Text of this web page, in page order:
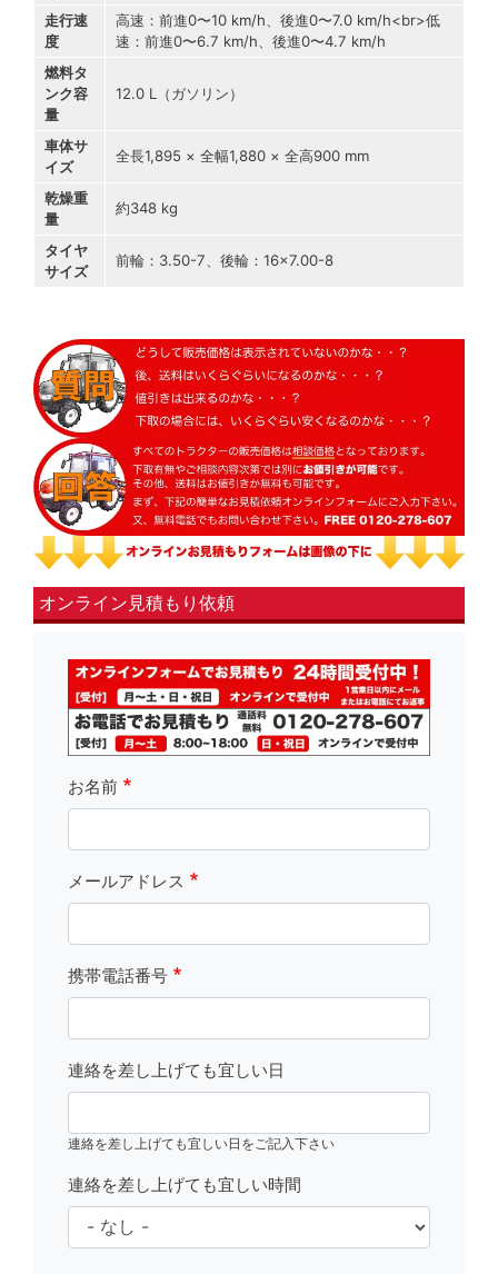
走行速
度
高速：前進0〜10 km/h、後進0〜7.0 km/h<br>低
速：前進0〜6.7 km/h、後進0〜4.7 km/h
燃料タ
ンク容
量
12.0 L（ガソリン）
車体サ
イズ
全長1,895 × 全幅1,880 × 全高900 mm
乾燥重
量
約348 kg
タイヤ
サイズ
前輪：3.50-7、後輪：16×7.00-8
オンライン見積もり依頼
fsLeft
お名前
メールアドレス
携帯電話番号
連絡を差し上げても宜しい日
連絡を差し上げても宜しい日をご記入下さい
連絡を差し上げても宜しい時間